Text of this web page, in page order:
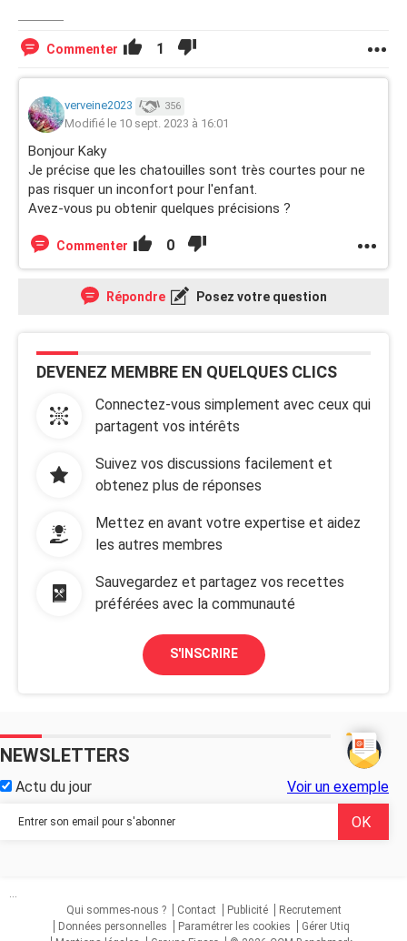
Commenter 1
verveine2023 356
Modifié le 10 sept. 2023 à 16:01
Bonjour Kaky
Je précise que les chatouilles sont très courtes pour ne
pas risquer un inconfort pour l'enfant.
Avez-vous pu obtenir quelques précisions ?
Commenter 0
Répondre Posez votre question
DEVENEZ MEMBRE EN QUELQUES CLICS
Connectez-vous simplement avec ceux qui
partagent vos intérêts
Suivez vos discussions facilement et
obtenez plus de réponses
Mettez en avant votre expertise et aidez
les autres membres
Sauvegardez et partagez vos recettes
préférées avec la communauté
S'INSCRIRE
NEWSLETTERS
Actu du jour Voir un exemple
...
Qui sommes-nous ?
Contact Publicité
Recrutement
Données personnelles
Paramétrer les cookies
Gérer Utiq